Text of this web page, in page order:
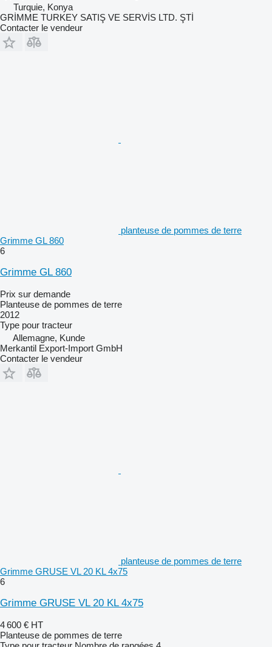
Turquie, Konya
GRİMME TURKEY SATIŞ VE SERVİS LTD. ŞTİ
Contacter le vendeur
planteuse de pommes de terre
Grimme GL 860
6
Grimme GL 860
Prix sur demande
Planteuse de pommes de terre
2012
Type pour tracteur
Allemagne, Kunde
Merkantil Export-Import GmbH
Contacter le vendeur
planteuse de pommes de terre
Grimme GRUSE VL 20 KL 4x75
6
Grimme GRUSE VL 20 KL 4x75
4 600 € HT
Planteuse de pommes de terre